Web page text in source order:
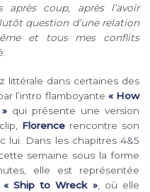
après coup, après l’avoir
question d’une relation
et tous mes conflits
littérale dans certaines des
l’intro flamboyante « How
qui présente une version
Florence rencontre son
lui. Dans les chapitres 4&5
semaine sous la forme
elle est représentée
« Ship to Wreck », où elle